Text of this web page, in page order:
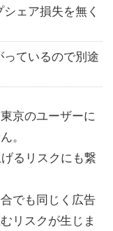
ェア損失を無く
ているので別途
京のユーザーに
。
るリスクにも繋
でも同じく広告
リスクが生じま